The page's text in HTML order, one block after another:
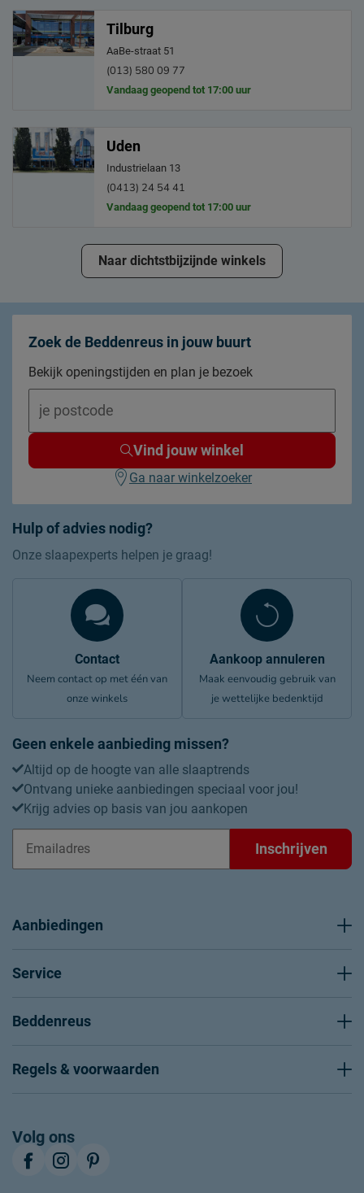
Tilburg
AaBe-straat 51
(013) 580 09 77
Vandaag geopend tot 17:00 uur
Uden
Industrielaan 13
(0413) 24 54 41
Vandaag geopend tot 17:00 uur
Naar dichtstbijzijnde winkels
Hulp of advies nodig?
Onze slaapexperts helpen je graag!
Contact
Neem contact op met één van
onze winkels
Aankoop annuleren
Maak eenvoudig gebruik van
je wettelijke bedenktijd
Geen enkele aanbieding missen?
Altijd op de hoogte van alle slaaptrends
Ontvang unieke aanbiedingen speciaal voor jou!
Krijg advies op basis van jou aankopen
Inschrijven
Zoek de Beddenreus in jouw buurt
Bekijk openingstijden en plan je bezoek
Vind jouw winkel
Ga naar winkelzoeker
Aanbiedingen
Service
Beddenreus
Regels & voorwaarden
Volg ons